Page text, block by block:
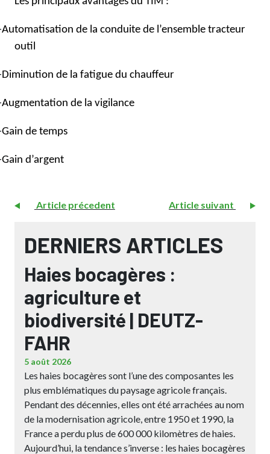
Automatisation de la conduite de l’ensemble tracteur
outil
Diminution de la fatigue du chauffeur
Augmentation de la vigilance
Gain de temps
Gain d’argent
Article précedent Article suivant
DERNIERS ARTICLES
Haies bocagères :
agriculture et
biodiversité | DEUTZ-
FAHR
5 août 2026
Les haies bocagères sont l’une des composantes les
plus emblématiques du paysage agricole français.
Pendant des décennies, elles ont été arrachées au nom
de la modernisation agricole, entre 1950 et 1990, la
France a perdu plus de 600 000 kilomètres de haies.
Aujourd’hui, la tendance s’inverse : les haies bocagères